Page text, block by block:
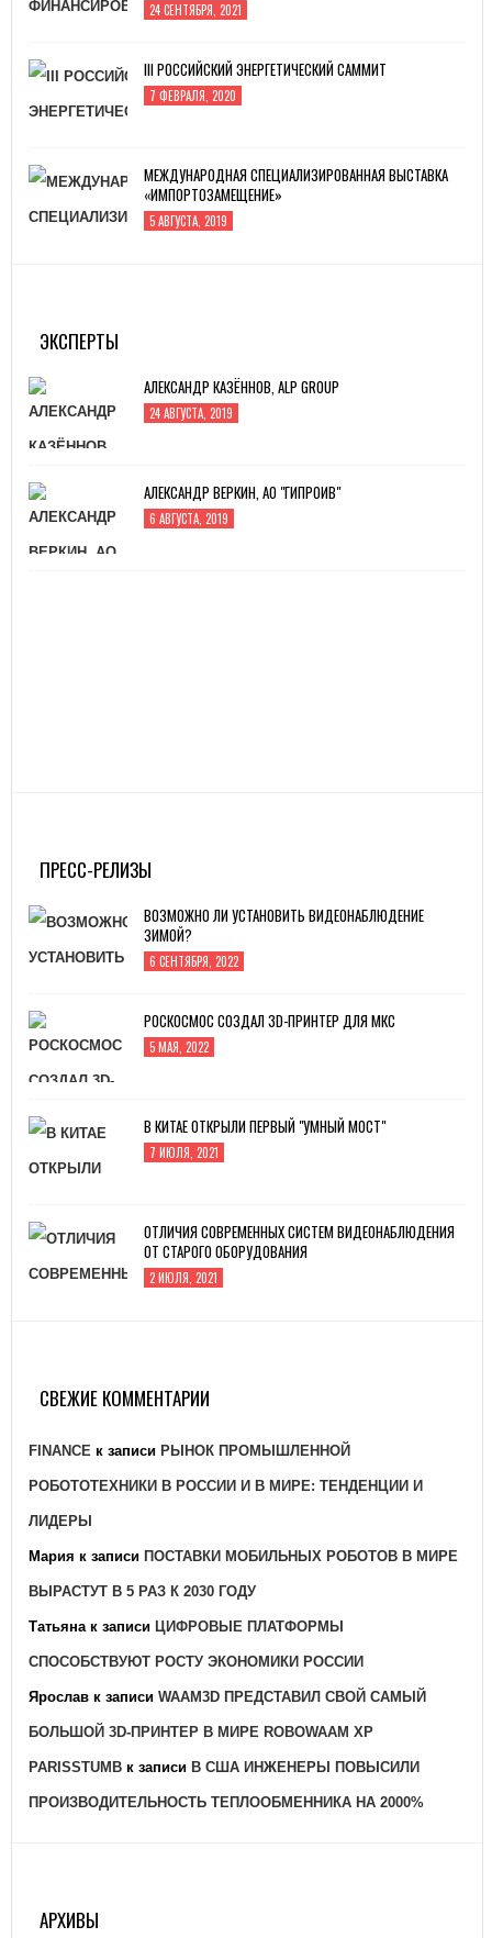
24 СЕНТЯБРЯ, 2021
III РОССИЙСКИЙ ЭНЕРГЕТИЧЕСКИЙ САММИТ
7 ФЕВРАЛЯ, 2020
МЕЖДУНАРОДНАЯ СПЕЦИАЛИЗИРОВАННАЯ ВЫСТАВКА
«ИМПОРТОЗАМЕЩЕНИЕ»
5 АВГУСТА, 2019
ЭКСПЕРТЫ
АЛЕКСАНДР КАЗЁННОВ, ALP GROUP
24 АВГУСТА, 2019
АЛЕКСАНДР ВЕРКИН, АО "ГИПРОИВ"
6 АВГУСТА, 2019
ПРЕСС-РЕЛИЗЫ
ВОЗМОЖНО ЛИ УСТАНОВИТЬ ВИДЕОНАБЛЮДЕНИЕ
ЗИМОЙ?
6 СЕНТЯБРЯ, 2022
РОСКОСМОС СОЗДАЛ 3D-ПРИНТЕР ДЛЯ МКС
5 МАЯ, 2022
В КИТАЕ ОТКРЫЛИ ПЕРВЫЙ "УМНЫЙ МОСТ"
7 ИЮЛЯ, 2021
ОТЛИЧИЯ СОВРЕМЕННЫХ СИСТЕМ ВИДЕОНАБЛЮДЕНИЯ
ОТ СТАРОГО ОБОРУДОВАНИЯ
2 ИЮЛЯ, 2021
26 ЯНВАРЯ, 2021
СВЕЖИЕ КОММЕНТАРИИ
FINANCE к записи РЫНОК ПРОМЫШЛЕННОЙ
РОБОТОТЕХНИКИ В РОССИИ И В МИРЕ: ТЕНДЕНЦИИ И
ЛИДЕРЫ
Мария к записи ПОСТАВКИ МОБИЛЬНЫХ РОБОТОВ В МИРЕ
ВЫРАСТУТ В 5 РАЗ К 2030 ГОДУ
Татьянак записи ЦИФРОВЫЕ ПЛАТФОРМЫ
СПОСОБСТВУЮТ РОСТУ ЭКОНОМИКИ РОССИИ
Ярослав к записи WAAM3D ПРЕДСТАВИЛ СВОЙ САМЫЙ
БОЛЬШОЙ 3D-ПРИНТЕР В МИРЕ ROBOWAAM XP
PARISSTUMB к записи В США ИНЖЕНЕРЫ ПОВЫСИЛИ
ПРОИЗВОДИТЕЛЬНОСТЬ ТЕПЛООБМЕННИКА НА 2000%
АРХИВЫ